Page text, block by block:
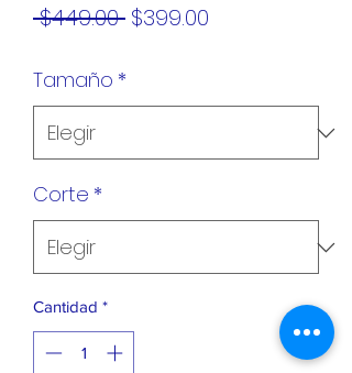
$449.00 Precio
$399.00
Tamaño *
Corte *
Cantidad *